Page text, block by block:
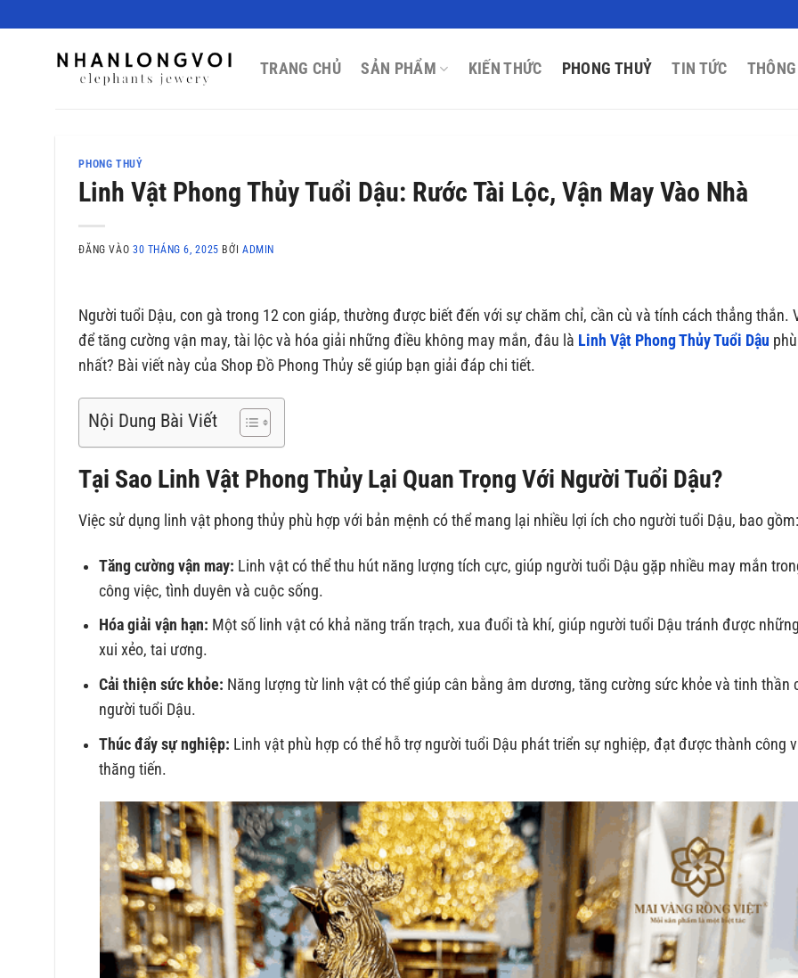
TRANG CHỦ SẢN PHẨM KIẾN THỨC PHONG THUỶ TIN TỨC
PHONG THUỶ
Linh Vật Phong Thủy Tuổi Dậu: Rước Tài Lộc, Vận May Vào Nhà
ĐĂNG VÀO 30 THÁNG 6, 2025 BỞI ADMIN
Người tuổi Dậu, con gà trong 12 con giáp, thường được biết đến với sự chăm chỉ, cần cù và tính cách thẳng thắn.
để tăng cường vận may, tài lộc và hóa giải những điều không may mắn, đâu là Linh Vật Phong Thủy Tuổi Dậu
nhất? Bài viết này của Shop Đồ Phong Thủy sẽ giúp bạn giải đáp chi tiết.
Nội Dung Bài Viết
Tại Sao Linh Vật Phong Thủy Lại Quan Trọng Với Người Tuổi Dậu?
Việc sử dụng linh vật phong thủy phù hợp với bản mệnh có thể mang lại nhiều lợi ích cho người tuổi Dậu, bao gồm:
Tăng cường vận may: Linh vật có thể thu hút năng lượng tích cực, giúp người tuổi Dậu gặp nhiều may mắn
công việc, tình duyên và cuộc sống.
Hóa giải vận hạn: Một số linh vật có khả năng trấn trạch, xua đuổi tà khí, giúp người tuổi Dậu tránh được
xui xẻo, tai ương.
Cải thiện sức khỏe: Năng lượng từ linh vật có thể giúp cân bằng âm dương, tăng cường sức khỏe và tinh thần
người tuổi Dậu.
Thúc đẩy sự nghiệp: Linh vật phù hợp có thể hỗ trợ người tuổi Dậu phát triển sự nghiệp, đạt được thành công
thăng tiến.